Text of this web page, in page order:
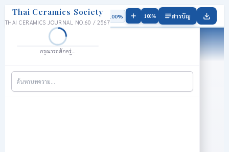
Thai Ceramics Society
THAI CERAMICS JOURNAL NO.60 / 2567
กรุณารอสักครู่…
100% 100% สารบัญ
คลิกเพื่อไปยังบทความ · แชร์ลิงก์ตรง